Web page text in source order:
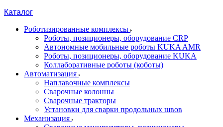
Каталог
Роботизированные комплексы
Роботы, позиционеры, оборудование CRP
Автономные мобильные роботы KUKA AMR
Роботы, позиционеры, оборудование KUKA
Коллаборативные роботы (коботы)
Автоматизация
Наплавочные комплексы
Сварочные колонны
Сварочные тракторы
Установки для сварки продольных швов
Механизация